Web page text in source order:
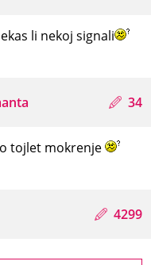
li nekoj signali
34
tojlet mokrenje
4299